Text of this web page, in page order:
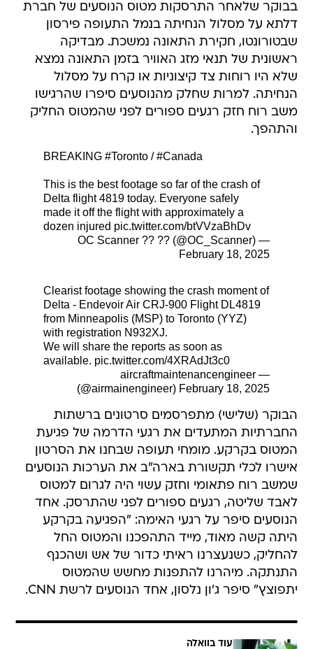
בבוקר שלאחר התרסקות מטוס הנוסעים של חברת
דלתא על מסלול הנחיתה בנמל התעופה פירסון
שבטורונטו, חקירת התאונה נמשכת. מבדיקה
ראשונית של תנאי מזג האוויר בזמן התאונה נמצא
שלא היו רוחות צד קיצוניות או קרח על מסלול
הנחיתה. למרות שחלק מהנוסעים סיפרו שהרגישו
משב רוח חזק רגעים ספורים לפני שהמטוס החליק
והתהפך.
BREAKING#Toronto /#Canada
This is the best footage so far of the crash of
Delta flight 4819 today. Everyone safely
made it off the flight with approximately a
dozen injured pic.twitter.com/btVVzaBhDv
— OC Scanner ?? ?? (@OC_Scanner)
February 18, 2025
Clearist footage showing the crash moment of
Delta - Endevoir Air CRJ-900 Flight DL4819
from Minneapolis (MSP) to Toronto (YYZ)
with registration N932XJ.
We will share the reports as soon as
available. pic.twitter.com/4XRAdJt3c0
— aircraftmaintenancengineer
(@airmainengineer) February 18, 2025
הבוקר (שלישי) מתפרסמים סרטונים ברשתות
החברתיות המתעדים את רגעי הדרמה של פגיעת
המטוס בקרקע. מומחי תעופה שבחנו את הסרטון
אישרו לכלי תקשורת בארה"ב את הערכות הנוסעים
שמשב רוח פתאומי וחזק עשוי היה לגרום למטוס
לאבד שליטה, רגעים ספורים לפני שהתרסק. אחד
הנוסעים סיפר על רגעי האימה: "הפגיעה בקרקע
היתה קשה מאוד, מייד התהפכנו והמטוס החל
להחליק, כשנעצרנו ראיתי כדור של אש ושהכנף
התנתקה. מיהרנו להתפנות מחשש שהמטוס
יתפוצץ" סיפר ג'ון נלסון, אחד הנוסעים לרשת CNN.
עוד בוואלה